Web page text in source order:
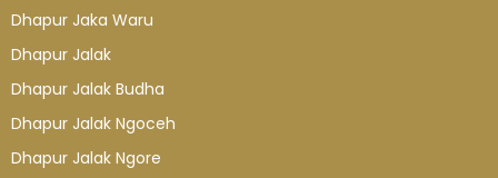
Dhapur Jaka Waru
Dhapur Jalak
Dhapur Jalak Budha
Dhapur Jalak Ngoceh
Dhapur Jalak Ngore